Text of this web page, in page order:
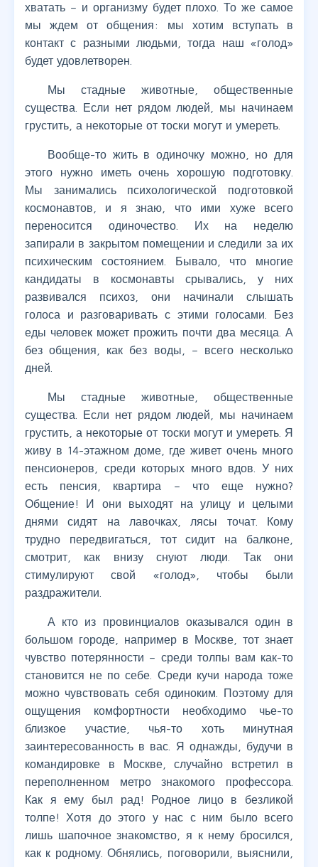
хватать – и организму будет плохо. То же самое
мы ждем от общения: мы хотим вступать в
контакт с разными людьми, тогда наш «голод»
будет удовлетворен.
Мы стадные животные, общественные
существа. Если нет рядом людей, мы начинаем
грустить, а некоторые от тоски могут и умереть.
Вообще-то жить в одиночку можно, но для
этого нужно иметь очень хорошую подготовку.
Мы занимались психологической подготовкой
космонавтов, и я знаю, что ими хуже всего
переносится одиночество. Их на неделю
запирали в закрытом помещении и следили за их
психическим состоянием. Бывало, что многие
кандидаты в космонавты срывались, у них
развивался психоз, они начинали слышать
голоса и разговаривать с этими голосами. Без
еды человек может прожить почти два месяца. А
без общения, как без воды, – всего несколько
дней.
Мы стадные животные, общественные
существа. Если нет рядом людей, мы начинаем
грустить, а некоторые от тоски могут и умереть. Я
живу в 14-этажном доме, где живет очень много
пенсионеров, среди которых много вдов. У них
есть пенсия, квартира – что еще нужно?
Общение! И они выходят на улицу и целыми
днями сидят на лавочках, лясы точат. Кому
трудно передвигаться, тот сидит на балконе,
смотрит, как внизу снуют люди. Так они
стимулируют свой «голод», чтобы были
раздражители.
А кто из провинциалов оказывался один в
большом городе, например в Москве, тот знает
чувство потерянности – среди толпы вам как-то
становится не по себе. Среди кучи народа тоже
можно чувствовать себя одиноким. Поэтому для
ощущения комфортности необходимо чье-то
близкое участие, чья-то хоть минутная
заинтересованность в вас. Я однажды, будучи в
командировке в Москве, случайно встретил в
переполненном метро знакомого профессора.
Как я ему был рад! Родное лицо в безликой
толпе! Хотя до этого у нас с ним было всего
лишь шапочное знакомство, я к нему бросился,
как к родному. Обнялись, поговорили, выяснили,